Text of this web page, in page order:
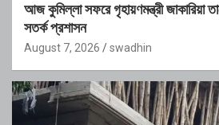
আজ কুমিল্লা সফরে গৃহায়ণমন্ত্রী জাকারিয়া
সতর্ক প্রশাসন
August 7, 2026 swadhin